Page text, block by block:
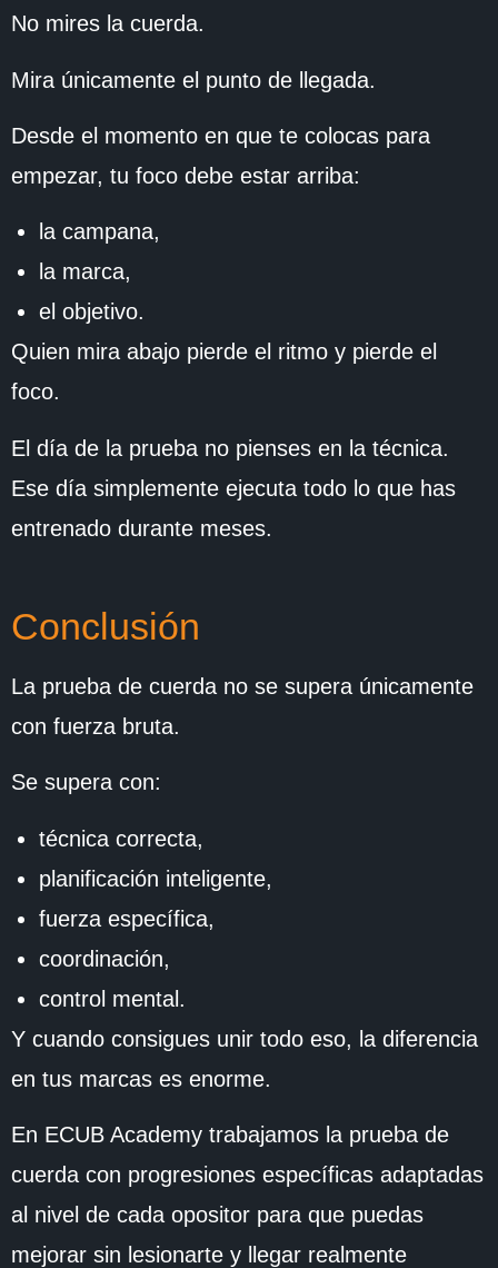
No mires la cuerda.
Mira únicamente el punto de llegada.
Desde el momento en que te colocas para
empezar, tu foco debe estar arriba:
la campana,
la marca,
el objetivo.
Quien mira abajo pierde el ritmo y pierde el
foco.
El día de la prueba no pienses en la técnica.
Ese día simplemente ejecuta todo lo que has
entrenado durante meses.
Conclusión
La prueba de cuerda no se supera únicamente
con fuerza bruta.
Se supera con:
técnica correcta,
planificación inteligente,
fuerza específica,
coordinación,
control mental.
Y cuando consigues unir todo eso, la diferencia
en tus marcas es enorme.
En ECUB Academy trabajamos la prueba de
cuerda con progresiones específicas adaptadas
al nivel de cada opositor para que puedas
mejorar sin lesionarte y llegar realmente